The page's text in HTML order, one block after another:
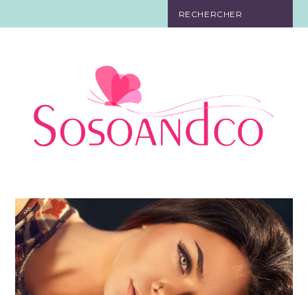
SO EN FORME
SO IN LOVE
SO HIGH-TECH
SO PRATIQUE
CONTACT